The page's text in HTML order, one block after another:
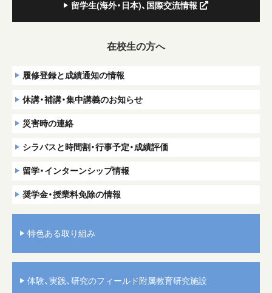
留学生(海外・日本)、国際交流情報
在校生の方へ
履修登録と成績通知の情報
休講・補講・集中講義のお知らせ
災害時の連絡
シラバスと時間割・行事予定・成績評価
留学・インターンシップ情報
奨学金・授業料免除の情報
特色ある取り組み
体験、実践、研究のフィールド附属教育研究施設